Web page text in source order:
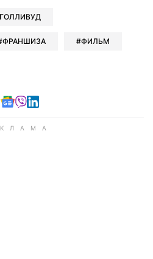
ГОЛЛИВУД
ФРАНШИЗА ФИЛЬМ
в Telegram
в Facebook
Читайте в X
Читайте в Google news
Читайте в Viber
Читайте в LinkedIn